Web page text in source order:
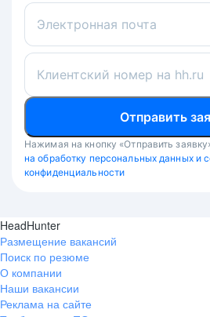
Электронная почта
Клиентский номер на hh.ru
Отправить
Нажимая на кнопку «Отправить
на обработку персональных данных и
конфиденциальности
HeadHunter
Размещение вакансий
Поиск по резюме
О компании
Наши вакансии
Реклама на сайте